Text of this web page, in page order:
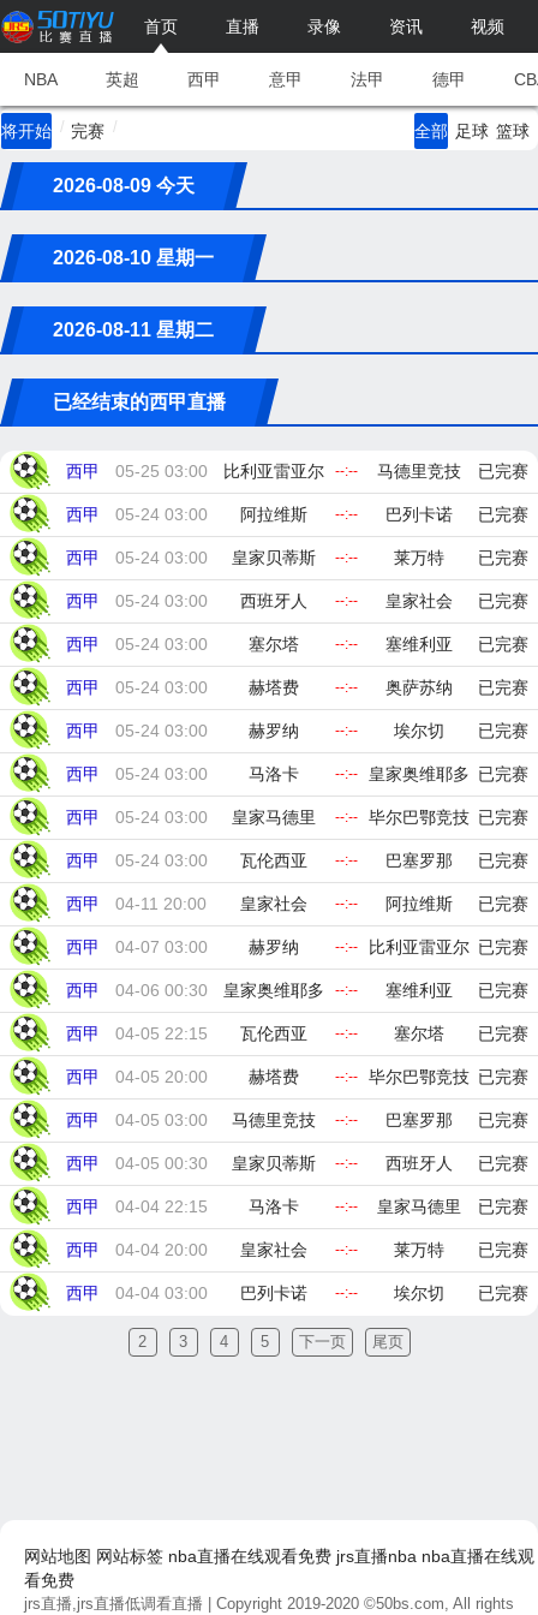
首页 直播 录像 资讯 视频
NBA 英超 西甲 意甲 法甲 德甲
将开始 / 完赛 / 篮球
足球
全部
2026-08-09 今天
2026-08-10 星期一
2026-08-11 星期二
已经结束的西甲直播
西甲 05-25 03:00 比利亚雷亚尔 --:-- 马德里竞技 已完赛
西甲 05-24 03:00 阿拉维斯 --:-- 巴列卡诺 已完赛
西甲 05-24 03:00 皇家贝蒂斯 --:-- 莱万特 已完赛
西甲 05-24 03:00 西班牙人 --:-- 皇家社会 已完赛
西甲 05-24 03:00 塞尔塔 --:-- 塞维利亚 已完赛
西甲 05-24 03:00 赫塔费 --:-- 奥萨苏纳 已完赛
西甲 05-24 03:00 赫罗纳 --:-- 埃尔切 已完赛
西甲 05-24 03:00 马洛卡 --:-- 皇家奥维耶多 已完赛
西甲 05-24 03:00 皇家马德里 --:-- 毕尔巴鄂竞技 已完赛
西甲 05-24 03:00 瓦伦西亚 --:-- 巴塞罗那 已完赛
西甲 04-11 20:00 皇家社会 --:-- 阿拉维斯 已完赛
西甲 04-07 03:00 赫罗纳 --:-- 比利亚雷亚尔 已完赛
西甲 04-06 00:30 皇家奥维耶多 --:-- 塞维利亚 已完赛
西甲 04-05 22:15 瓦伦西亚 --:-- 塞尔塔 已完赛
西甲 04-05 20:00 赫塔费 --:-- 毕尔巴鄂竞技 已完赛
西甲 04-05 03:00 马德里竞技 --:-- 巴塞罗那 已完赛
西甲 04-05 00:30 皇家贝蒂斯 --:-- 西班牙人 已完赛
西甲 04-04 22:15 马洛卡 --:-- 皇家马德里 已完赛
西甲 04-04 20:00 皇家社会 --:-- 莱万特 已完赛
西甲 04-04 03:00 巴列卡诺 --:-- 埃尔切 已完赛
2 3 4 5 下一页 尾页
网站地图 网站标签 nba直播在线观看免费 jrs直播nba nba直播在线观
看免费
jrs直播,jrs直播低调看直播 | Copyright 2019-2020 ©50bs.com, All rights